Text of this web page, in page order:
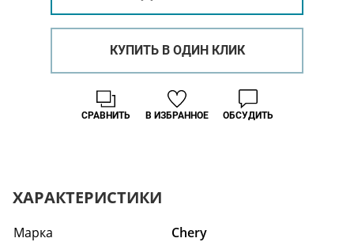
КУПИТЬ В ОДИН КЛИК
В ИЗБРАННОЕ
СРАВНИТЬ ОБСУДИТЬ
ХАРАКТЕРИСТИКИ
Марка
Chery